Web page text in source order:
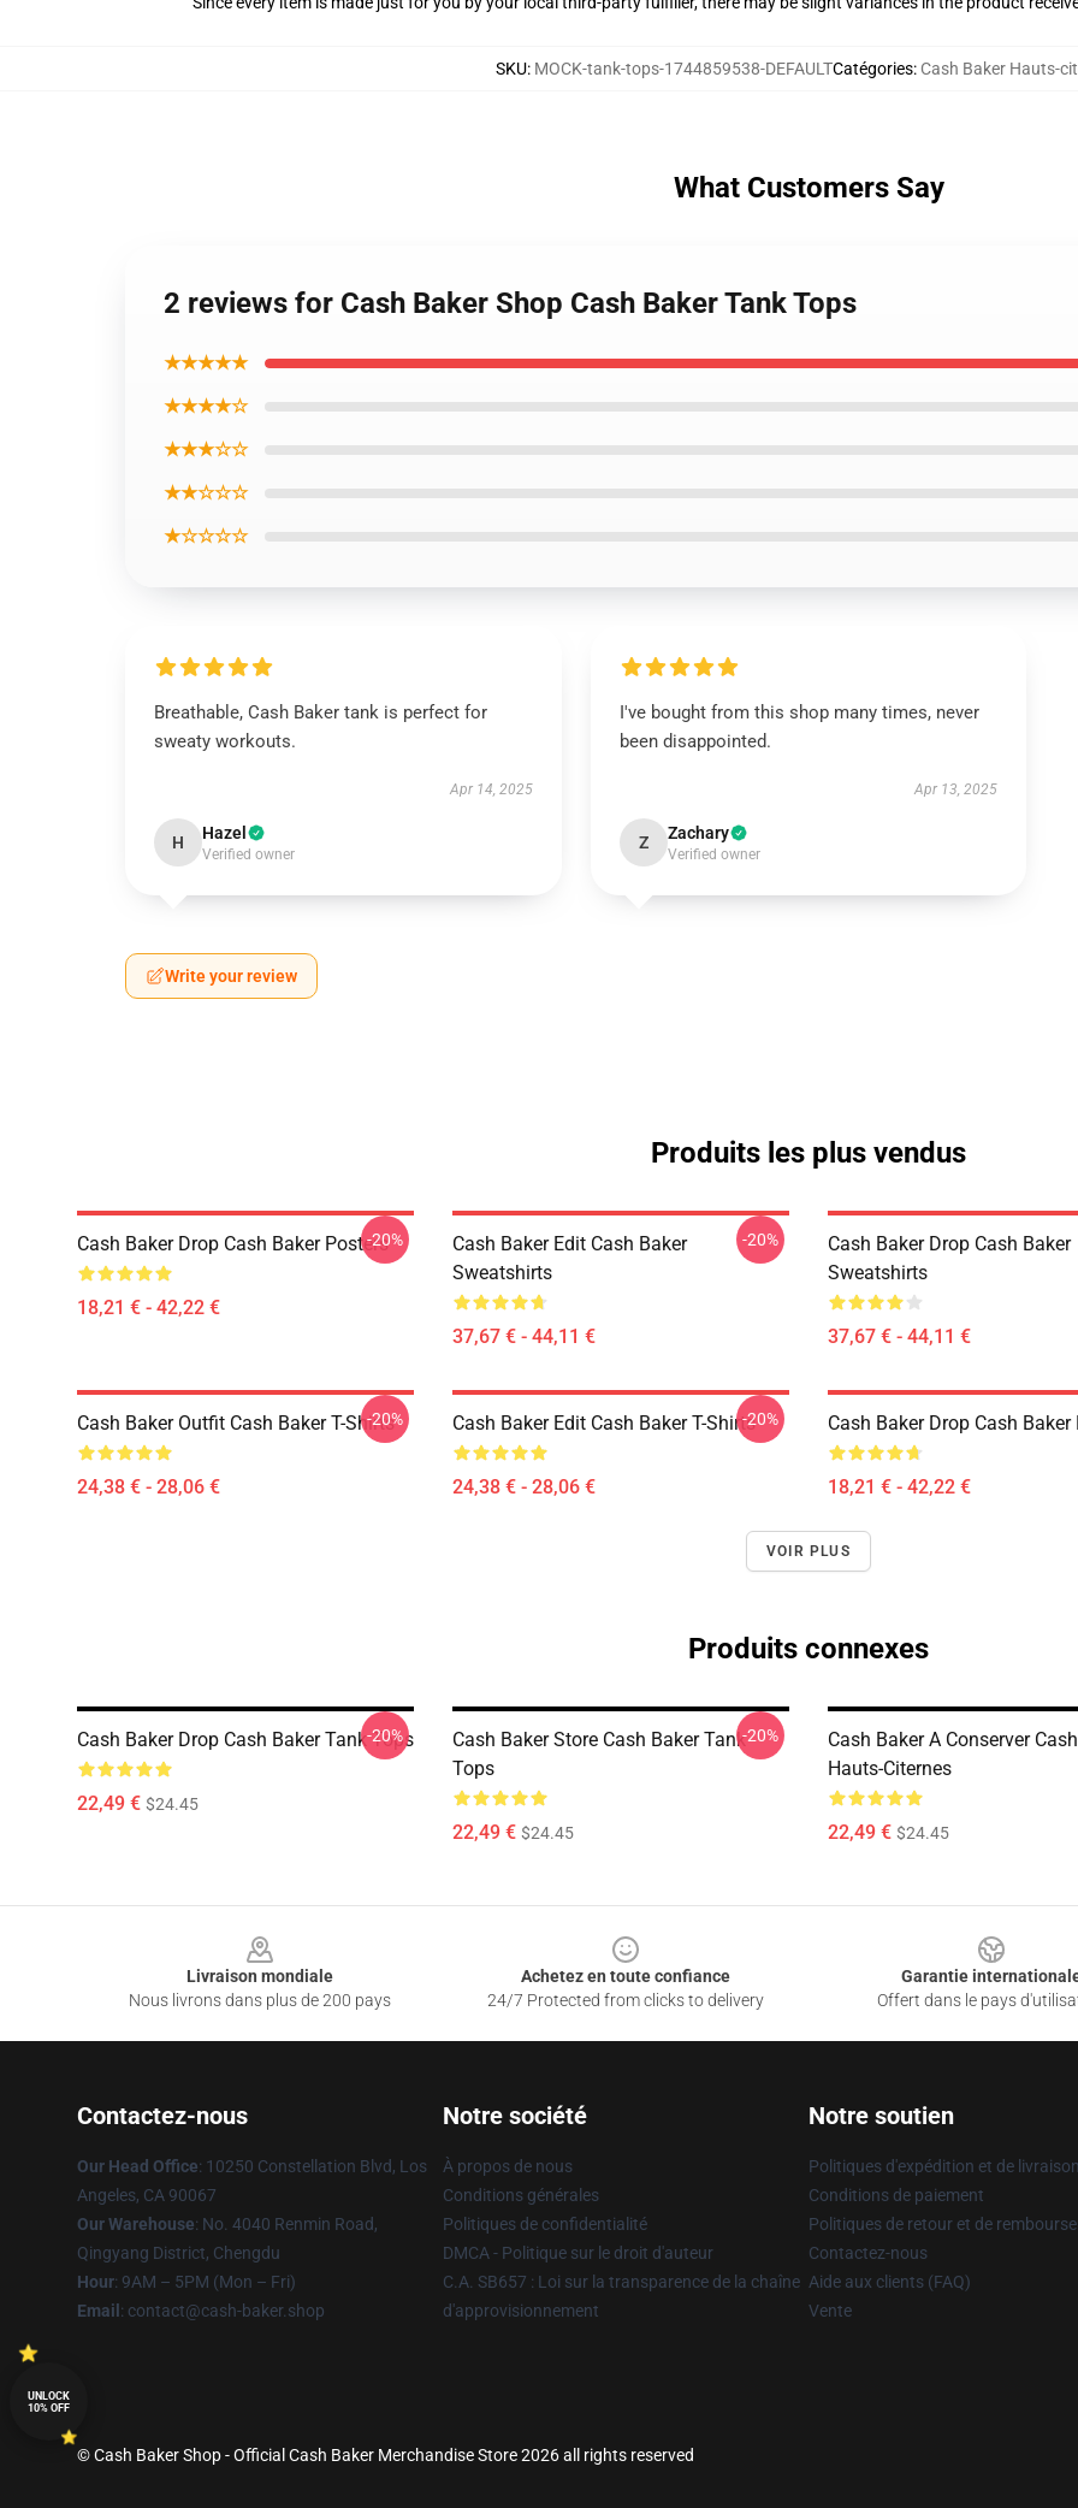
SKU: MOCK-tank-tops-1744859538-DEFAULTCatégories: Cash Baker Hauts-
What Customers Say
2 reviews for Cash Baker Shop Cash Baker Tank Tops
★★★★★
★★★★☆
★★★☆☆
★★☆☆☆
★☆☆☆☆
Breathable, Cash Baker tank is perfect for
sweaty workouts.
Apr 14, 2025
H Hazel
Verified owner
I've bought from this shop many times, never
been disappointed.
Apr 13, 2025
Z Zachary
Verified owner
Write your review
Produits les plus vendus
Cash Baker Drop Cash Baker Posters
18,21 € - 42,22 €
-20%
Cash Baker Edit Cash Baker
Sweatshirts
37,67 € - 44,11 €
-20%
Cash Baker Drop Cash Baker
Sweatshirts
37,67 € - 44,11 €
Cash Baker Outfit Cash Baker T-Shirts
24,38 € - 28,06 €
-20% Cash Baker Edit Cash Baker T-Shirts
24,38 € - 28,06 €
-20% Cash Baker Drop Cash Baker
18,21 € - 42,22 €
VOIR PLUS
Produits connexes
Cash Baker Drop Cash Baker Tank Tops
22,49 € $24.45
-20%
Cash Baker Store Cash Baker Tank
Tops
22,49 € $24.45
-20%
Cash Baker A Conserver
Hauts-Citernes
22,49 € $24.45
Livraison mondiale
Nous livrons dans plus de 200 pays
Achetez en toute confiance
24/7 Protected from clicks to delivery
Garantie
Offert dans le pays
Contactez-nous
Our Head Office: 10250 Constellation Blvd, Los
Angeles, CA 90067
Our Warehouse: No. 4040 Renmin Road,
Qingyang District, Chengdu
Hour: 9AM – 5PM (Mon – Fri)
Email : contact@cash-baker.shop
Notre société
À propos de nous
Conditions générales
Politiques de confidentialité
DMCA - Politique sur le droit d'auteur
C.A. SB657 : Loi sur la transparence de la chaîne
d'approvisionnement
Notre soutien
Politiques d'expédition et de livraison
Conditions de paiement
Politiques de retour et de
Contactez-nous
Aide aux clients (FAQ)
Vente
© Cash Baker Shop - Official Cash Baker Merchandise Store 2026 all rights reserved
UNLOCK
10% OFF